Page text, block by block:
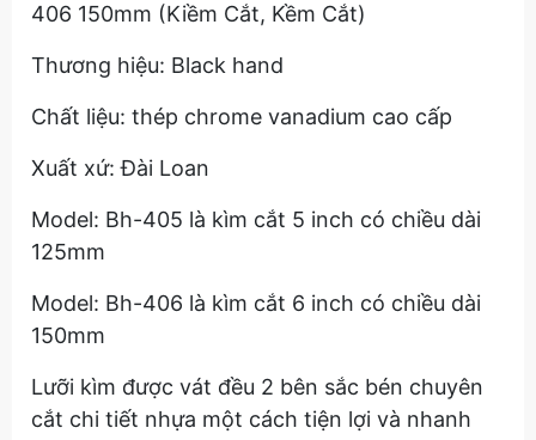
406 150mm (Kiềm Cắt, Kềm Cắt)
Thương hiệu: Black hand
Chất liệu: thép chrome vanadium cao cấp
Xuất xứ: Đài Loan
Model: Bh-405 là kìm cắt 5 inch có chiều dài
125mm
Model: Bh-406 là kìm cắt 6 inch có chiều dài
150mm
Lưỡi kìm được vát đều 2 bên sắc bén chuyên
cắt chi tiết nhựa một cách tiện lợi và nhanh